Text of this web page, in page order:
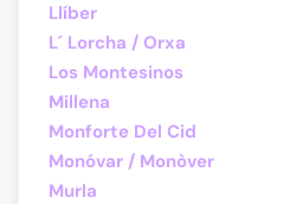
Llíber
L´ Lorcha / Orxa
Los Montesinos
Millena
Monforte Del Cid
Monóvar / Monòver
Murla